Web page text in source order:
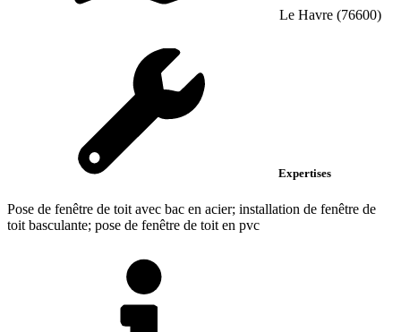
Le Havre (76600)
Expertises
Pose de fenêtre de toit avec bac en acier; installation de fenêtre de
toit basculante; pose de fenêtre de toit en pvc